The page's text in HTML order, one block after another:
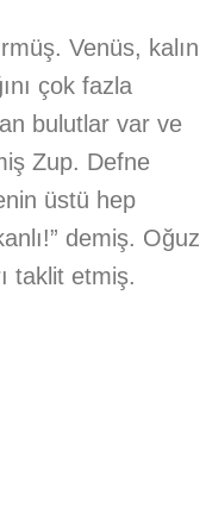
Venüs, kalın
çok fazla
bulutlar var ve
Zup. Defne
üstü hep
demiş. Oğuz
taklit etmiş.